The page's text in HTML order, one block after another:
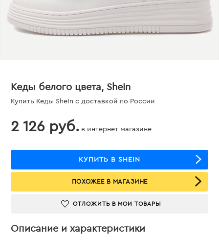
Кеды белого цвета, SheIn
Купить Кеды SheIn с доставкой по России
2 126 руб. в интернет магазине
КУПИТЬ В SHEIN
ПОХОЖЕЕ В МАГАЗИНЕ
ОТЛОЖИТЬ В МОИ ТОВАРЫ
Описание и характеристики